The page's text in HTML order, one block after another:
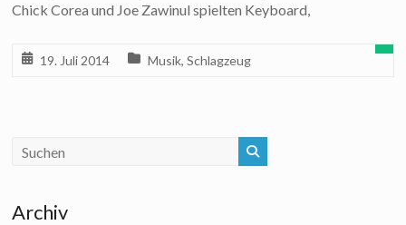
Chick Corea und Joe Zawinul spielten Keyboard,
19. Juli 2014 Musik,Schlagzeug
Archiv